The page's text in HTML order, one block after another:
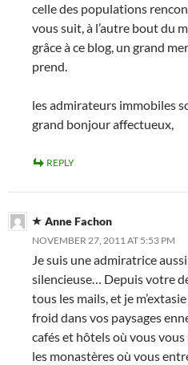
celle des populations
vous suit, à l’autre bout du
grâce à ce blog, un grand
prend.
les admirateurs immobiles
grand bonjour affectueux,
REPLY
Anne Fachon
NOVEMBER 27, 2011 AT 5:53 PM
Je suis une admiratrice
silencieuse… Depuis votre
tous les mails, et je
froid dans vos paysages
cafés et hôtels où vous
les monastères où vous